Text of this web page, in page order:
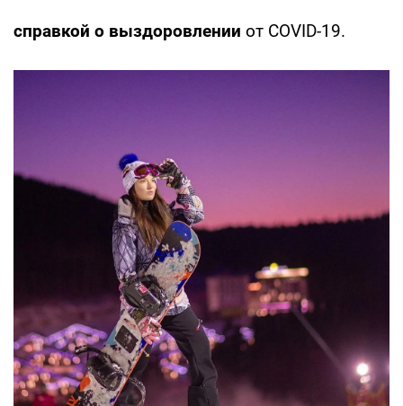
справкой о выздоровлении от COVID-19.